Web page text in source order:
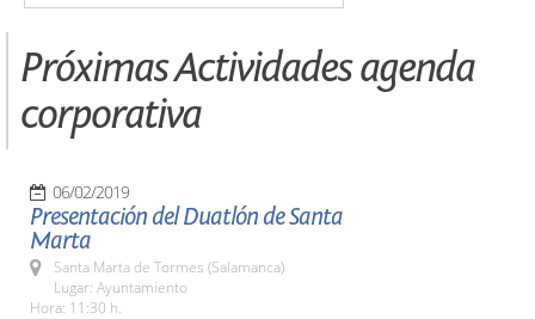
Próximas Actividades agenda
corporativa
06/02/2019
Presentación del Duatlón de Santa
Marta
Santa Marta de Tormes (Salamanca)
Lugar: Ayuntamiento
Hora: 11:30 h.